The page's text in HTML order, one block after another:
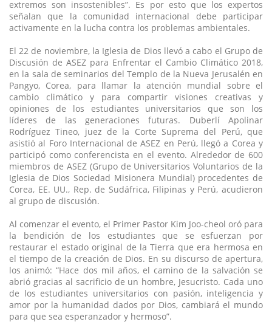
extremos son insostenibles”. Es por esto que los expertos
señalan que la comunidad internacional debe participar
activamente en la lucha contra los problemas ambientales.
El 22 de noviembre, la Iglesia de Dios llevó a cabo el Grupo de
Discusión de ASEZ para Enfrentar el Cambio Climático 2018,
en la sala de seminarios del Templo de la Nueva Jerusalén en
Pangyo, Corea, para llamar la atención mundial sobre el
cambio climático y para compartir visiones creativas y
opiniones de los estudiantes universitarios que son los
líderes de las generaciones futuras. Duberlí Apolinar
Rodríguez Tineo, juez de la Corte Suprema del Perú, que
asistió al Foro Internacional de ASEZ en Perú, llegó a Corea y
participó como conferencista en el evento. Alrededor de 600
miembros de ASEZ (Grupo de Universitarios Voluntarios de la
Iglesia de Dios Sociedad Misionera Mundial) procedentes de
Corea, EE. UU., Rep. de Sudáfrica, Filipinas y Perú, acudieron
al grupo de discusión.
Al comenzar el evento, el Primer Pastor Kim Joo-cheol oró para
la bendición de los estudiantes que se esfuerzan por
restaurar el estado original de la Tierra que era hermosa en
el tiempo de la creación de Dios. En su discurso de apertura,
los animó: “Hace dos mil años, el camino de la salvación se
abrió gracias al sacrificio de un hombre, Jesucristo. Cada uno
de los estudiantes universitarios con pasión, inteligencia y
amor por la humanidad dados por Dios, cambiará el mundo
para que sea esperanzador y hermoso”.